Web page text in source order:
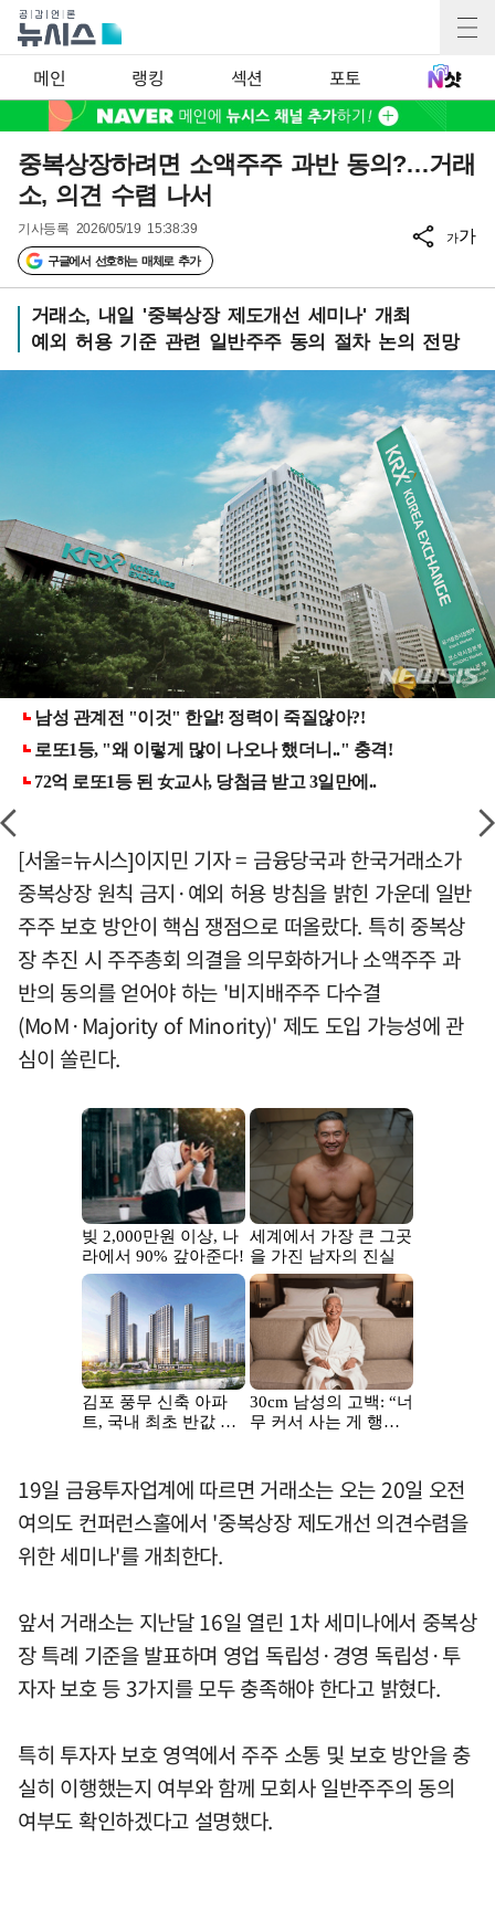
메인 랭킹 섹션 포토
중복상장하려면 소액주주 과반 동의?…거래
소, 의견 수렴 나서
기사등록 2026/05/19 15:38:39
구글에서 선호하는 매체로 추가
가가
거래소, 내일 '중복상장 제도개선 세미나' 개최
예외 허용 기준 관련 일반주주 동의 절차 논의 전망
[서울=뉴시스]이지민 기자 = 금융당국과 한국거래소가
중복상장 원칙 금지·예외 허용 방침을 밝힌 가운데 일반
주주 보호 방안이 핵심 쟁점으로 떠올랐다. 특히 중복상
장 추진 시 주주총회 의결을 의무화하거나 소액주주 과
반의 동의를 얻어야 하는 '비지배주주 다수결
(MoM·Majority of Minority)' 제도 도입 가능성에 관
심이 쏠린다.
19일 금융투자업계에 따르면 거래소는 오는 20일 오전
여의도 컨퍼런스홀에서 '중복상장 제도개선 의견수렴을
위한 세미나'를 개최한다.
앞서 거래소는 지난달 16일 열린 1차 세미나에서 중복상
장 특례 기준을 발표하며 영업 독립성·경영 독립성·투
자자 보호 등 3가지를 모두 충족해야 한다고 밝혔다.
특히 투자자 보호 영역에서 주주 소통 및 보호 방안을 충
실히 이행했는지 여부와 함께 모회사 일반주주의 동의
여부도 확인하겠다고 설명했다.